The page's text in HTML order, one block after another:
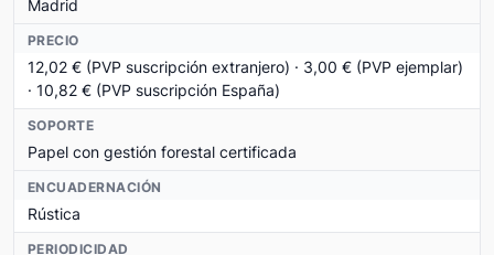
Madrid
PRECIO
12,02 € (PVP suscripción extranjero) · 3,00 € (PVP ejemplar)
· 10,82 € (PVP suscripción España)
SOPORTE
Papel con gestión forestal certificada
ENCUADERNACIÓN
Rústica
PERIODICIDAD